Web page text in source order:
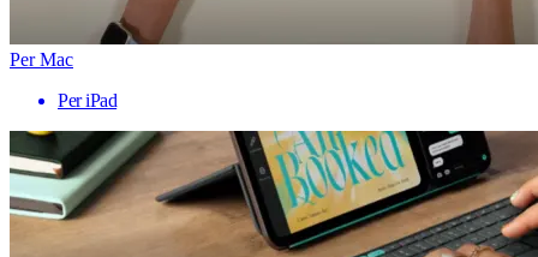
Per Mac
Per iPad